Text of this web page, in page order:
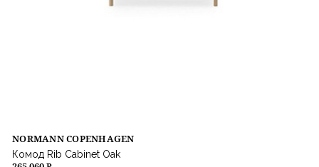
NORMANN COPENHAGEN
Комод Rib Cabinet Oak